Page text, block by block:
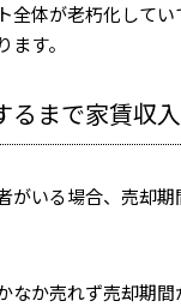
全体が老朽化して
す。
るまで家賃収
がいる場合、売却
なか売れず売却期